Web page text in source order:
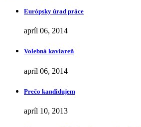
Európsky úrad práce
apríl 06, 2014
Volebná kaviareň
apríl 06, 2014
Prečo kandidujem
apríl 10, 2013